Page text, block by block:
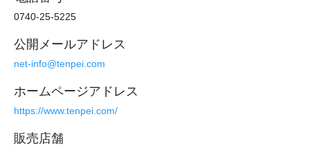
0740-25-5225
公開メールアドレス
net-info@tenpei.com
ホームページアドレス
https://www.tenpei.com/
販売店舗